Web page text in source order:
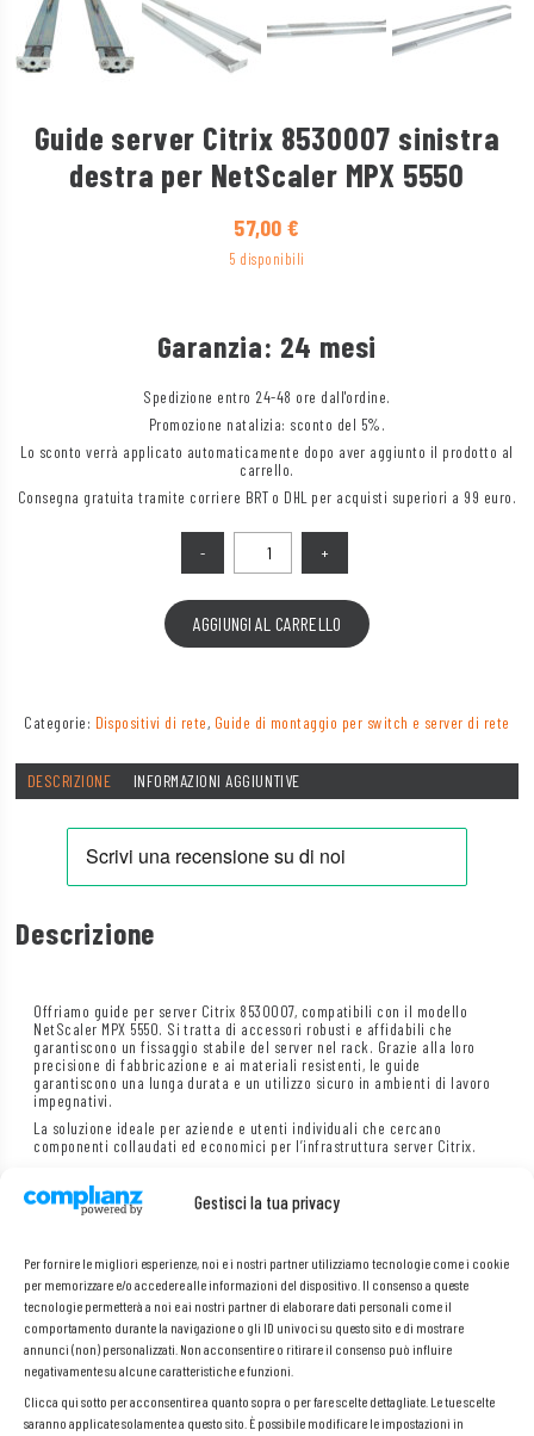
Gestisci la tua privacy
Per fornire le migliori esperienze, noi e i nostri partner utilizziamo tecnologie come i cookie
per memorizzare e/o accedere alle informazioni del dispositivo. Il consenso a queste
tecnologie permetterà a noi e ai nostri partner di elaborare dati personali come il
comportamento durante la navigazione o gli ID univoci su questo sito e di mostrare
annunci (non) personalizzati. Non acconsentire o ritirare il consenso può influire
negativamente su alcune caratteristiche e funzioni.
Clicca qui sotto per acconsentire a quanto sopra o per fare scelte dettagliate. Le tue scelte
saranno applicate solamente a questo sito. È possibile modificare le impostazioni in
Guide server Citrix 8530007 sinistra
destra per NetScaler MPX 5550
57,00€
5 disponibili
Garanzia: 24 mesi
Spedizione entro 24-48 ore dall'ordine.
Promozione natalizia: sconto del 5%.
Lo sconto verrà applicato automaticamente dopo aver aggiunto il prodotto al
carrello.
Consegna gratuita tramite corriere BRT o DHL per acquisti superiori a 99 euro.
AGGIUNGI AL CARRELLO
Categorie: Dispositivi di rete, Guide di montaggio per switch e server di rete
DESCRIZIONE INFORMAZIONI AGGIUNTIVE
Descrizione
Offriamo guide per server Citrix 8530007, compatibili con il modello
NetScaler MPX 5550. Si tratta di accessori robusti e affidabili che
garantiscono un fissaggio stabile del server nel rack. Grazie alla loro
precisione di fabbricazione e ai materiali resistenti, le guide
garantiscono una lunga durata e un utilizzo sicuro in ambienti di lavoro
impegnativi.
La soluzione ideale per aziende e utenti individuali che cercano
componenti collaudati ed economici per l’infrastruttura server Citrix.
Produttore: Citrix
Codice prodotto:8530007
Compatibile con: NetScalerMPX 5550